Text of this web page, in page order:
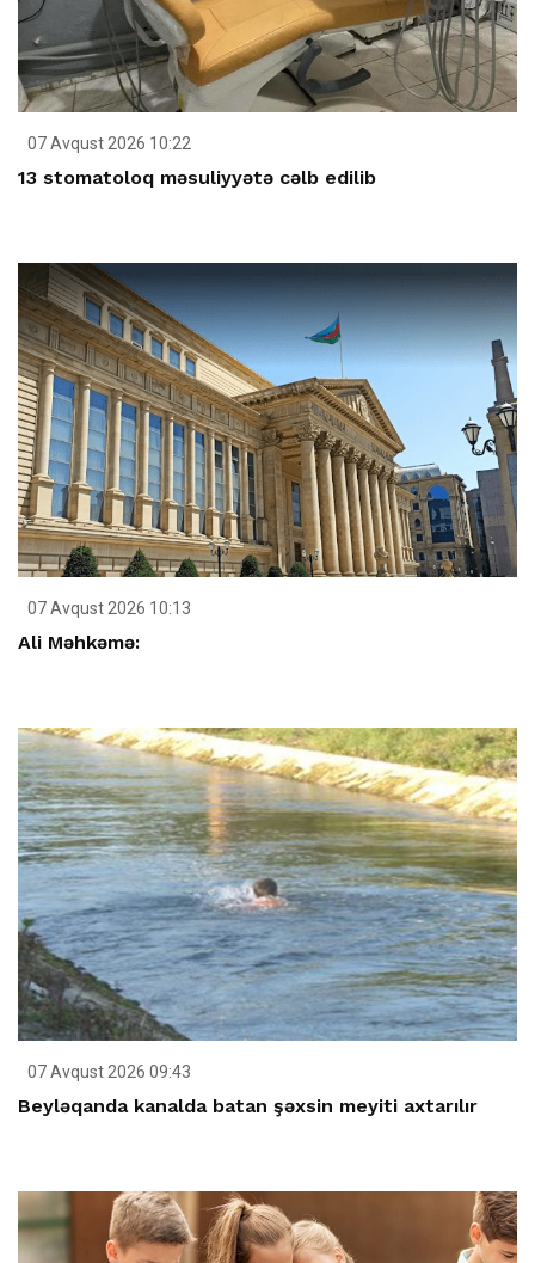
07 Avqust 2026 10:22
13 stomatoloq məsuliyyətə cəlb edilib
07 Avqust 2026 10:13
Ali Məhkəmə:
07 Avqust 2026 09:43
Beyləqanda kanalda batan şəxsin meyiti axtarılır